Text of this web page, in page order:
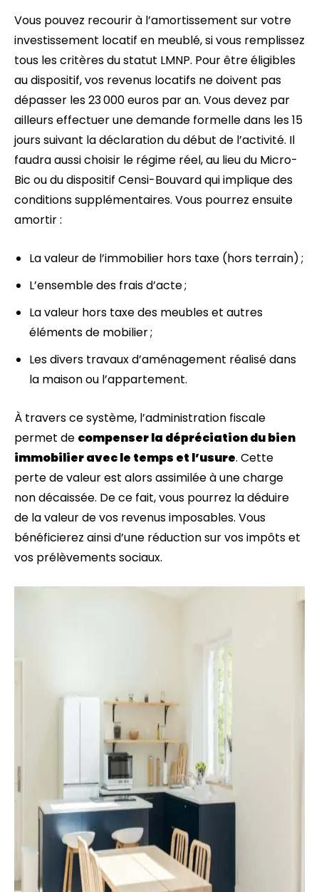
Vous pouvez recourir à l’amortissement sur votre
investissement locatif en meublé, si vous remplissez
tous les critères du statut LMNP. Pour être éligibles
au dispositif, vos revenus locatifs ne doivent pas
dépasser les 23 000 euros par an. Vous devez par
ailleurs effectuer une demande formelle dans les 15
jours suivant la déclaration du début de l’activité. Il
faudra aussi choisir le régime réel, au lieu du Micro-
Bic ou du dispositif Censi-Bouvard qui implique des
conditions supplémentaires. Vous pourrez ensuite
amortir :
La valeur de l’immobilier hors taxe (hors terrain) ;
L’ensemble des frais d’acte ;
La valeur hors taxe des meubles et autres
éléments de mobilier ;
Les divers travaux d’aménagement réalisé dans
la maison ou l’appartement.
À travers ce système, l’administration fiscale
permet de compenser la dépréciation du bien
immobilier avec le temps et l’usure. Cette
perte de valeur est alors assimilée à une charge
non décaissée. De ce fait, vous pourrez la déduire
de la valeur de vos revenus imposables. Vous
bénéficierez ainsi d’une réduction sur vos impôts et
vos prélèvements sociaux.